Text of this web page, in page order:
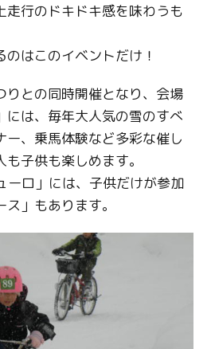
走行のドキドキ感を味わうも
はこのイベントだけ！
りとの同時開催となり、会場
には、毎年大人気の雪のすべ
ー、乗馬体験など多彩な催し
子供も楽しめます。
ーロ」には、子供だけが参加
」もあります。